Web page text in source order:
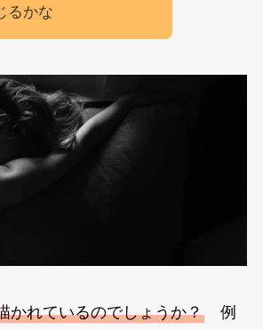
るかな
かれているのでしょうか？例